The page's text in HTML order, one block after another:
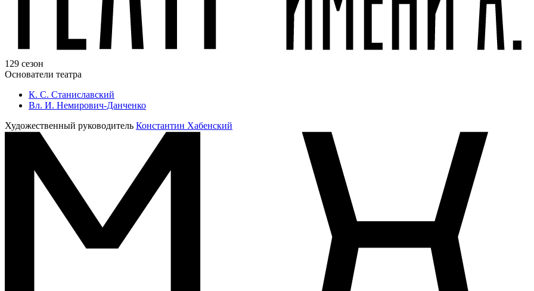
129 сезон
Основатели театра
К. С. Станиславский
Вл. И. Немирович-Данченко
Художественный руководитель Константин Хабенский